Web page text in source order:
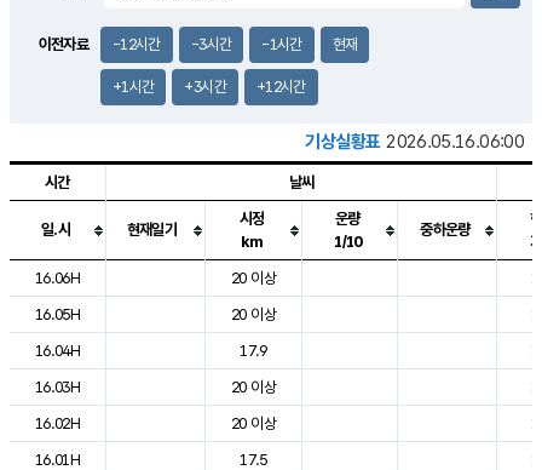
이전자료 -12시간 -3시간 -1시간 현재
+1시간 +3시간 +12시간
기상실황표 2026.05.16.06:00
도시별 기상실황표로 지점, 날씨, 기온, 강수, 바람, 기압등을 안내한 표입
시간 날씨
일.시 현재일기
시정
km
운량
1/10
중하운량
16.06H
20 이상
16.05H
20 이상
16.04H
17.9
16.03H
20 이상
16.02H
20 이상
16.01H
17.5